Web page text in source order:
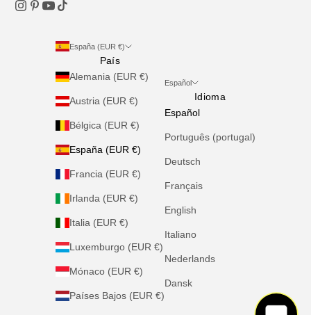
España (EUR €)
País
Alemania (EUR €)
Austria (EUR €)
Bélgica (EUR €)
España (EUR €)
Francia (EUR €)
Irlanda (EUR €)
Italia (EUR €)
Luxemburgo (EUR €)
Mónaco (EUR €)
Países Bajos (EUR €)
Español
Idioma
Español
Português (portugal)
Deutsch
Français
English
Italiano
Nederlands
Dansk